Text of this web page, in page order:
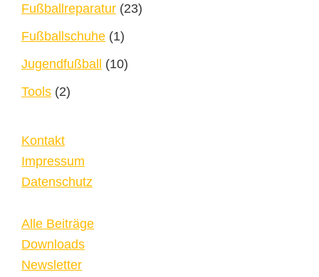
Fußballreparatur (23)
Fußballschuhe (1)
Jugendfußball (10)
Tools (2)
Kontakt
Impressum
Datenschutz
Alle Beiträge
Downloads
Newsletter